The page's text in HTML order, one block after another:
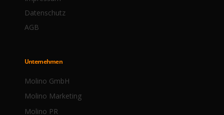
Datenschutz
AGB
Unternehmen
Molino GmbH
Molino Marketing
Molino PR